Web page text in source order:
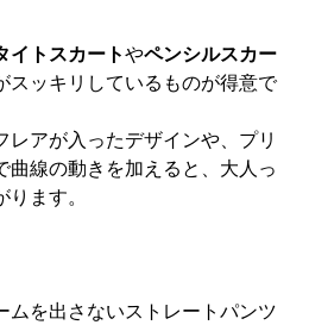
イトスカートやペンシルスカー
スッキリしているものが得意で
レアが入ったデザインや、プリ
曲線の動きを加えると、大人っ
ます。
ムを出さないストレートパンツ